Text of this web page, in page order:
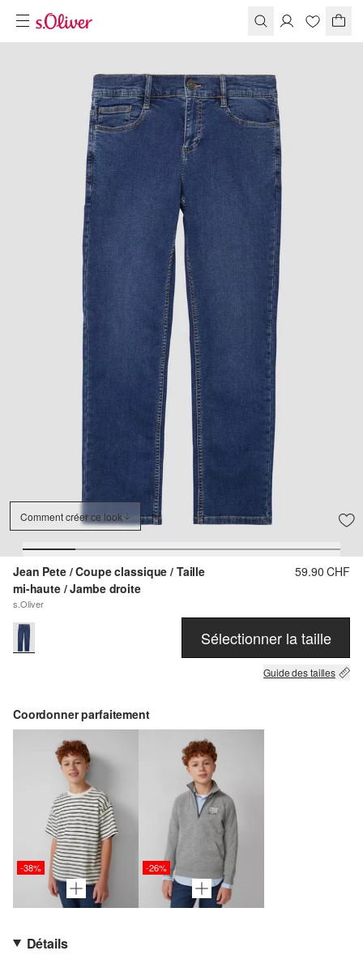
Comment créer ce look
Jean Pete / Coupe classique / Taille
mi-haute / Jambe droite
s.Oliver
59.90 CHF
Sélectionner la taille
Guide des tailles
Coordonner parfaitement
-38% -26%
Détails